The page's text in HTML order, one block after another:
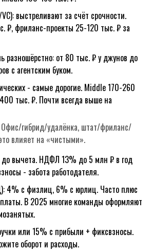
выстреливают за счёт срочности.
₽, фриланс-проекты 25-120 тыс. ₽ за
разношёрстно: от 80 тыс. ₽ у джунов до
c агентским буком.
- самые дорогие. Middle 170-260
тыс. ₽. Почти всегда выше на
Офис/гибрид/удалёнка, штат/фриланс/
влияет на «чистыми».
вычета. НДФЛ 13% до 5 млн ₽ в год
- забота работодателя.
4% с физлиц, 6% с юрлиц. Часто плюс
В 2025 многие команды оформляют
или 15% с прибыли + фиксвзносы.
оборот и расходы.